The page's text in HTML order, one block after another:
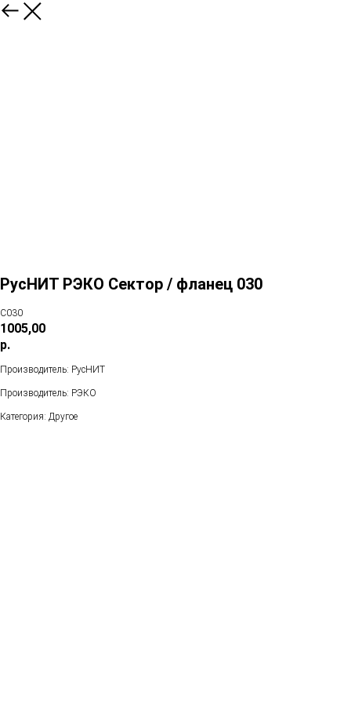
РусНИТ РЭКО Сектор / фланец 030
С030
1005,00
р.
Производитель: РусНИТ
Производитель: РЭКО
Категория: Другое